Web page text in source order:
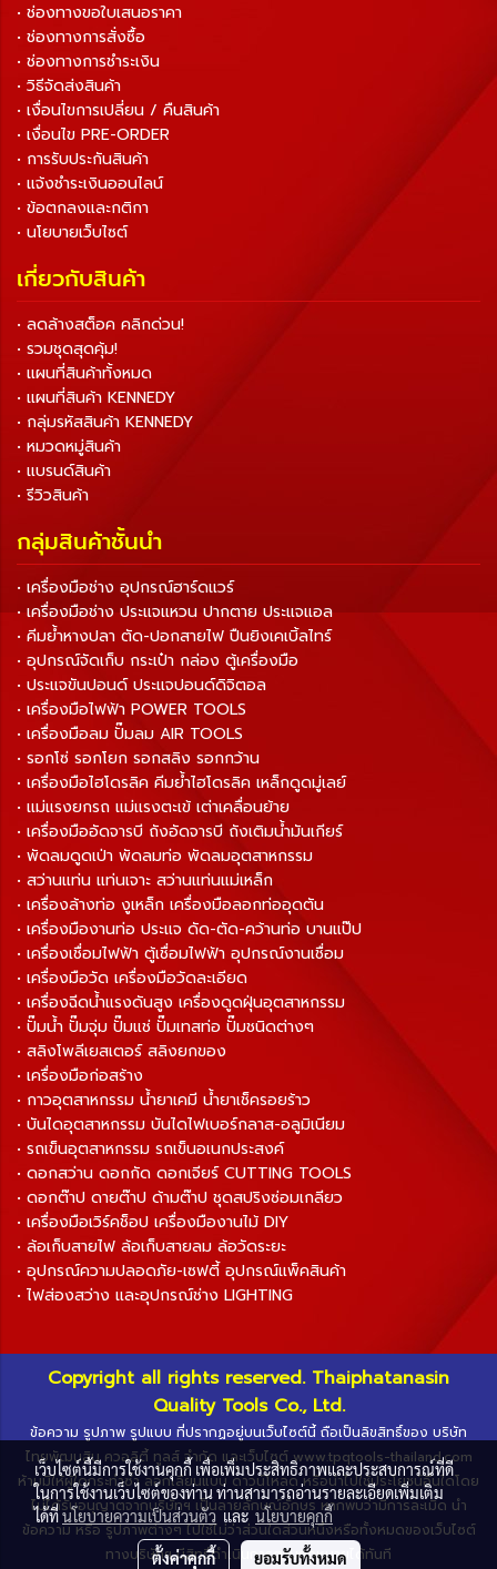
• ช่องทางขอใบเสนอราคา
• ช่องทางการสั่งซื้อ
• ช่องทางการชำระเงิน
• วิธีจัดส่งสินค้า
• เงื่อนไขการเปลี่ยน / คืนสินค้า
• เงื่อนไข PRE-ORDER
• การรับประกันสินค้า
• แจ้งชำระเงินออนไลน์
• ข้อตกลงและกติกา
• นโยบายเว็บไซต์
เกี่ยวกับสินค้า
• ลดล้างสต็อค คลิกด่วน!
• รวมชุดสุดคุ้ม!
• แผนที่สินค้าทั้งหมด
• แผนที่สินค้า KENNEDY
• กลุ่มรหัสสินค้า KENNEDY
• หมวดหมู่สินค้า
• แบรนด์สินค้า
• รีวิวสินค้า
กลุ่มสินค้าชั้นนำ
• เครื่องมือช่าง อุปกรณ์ฮาร์ดแวร์
• เครื่องมือช่าง ประแจแหวน ปากตาย ประแจแอล
• คีมย้ำหางปลา ตัด-ปอกสายไฟ ปืนยิงเคเบิ้ลไทร์
• อุปกรณ์จัดเก็บ กระเป๋า กล่อง ตู้เครื่องมือ
• ประแจขันปอนด์ ประแจปอนด์ดิจิตอล
• เครื่องมือไฟฟ้า POWER TOOLS
• เครื่องมือลม ปั๊มลม AIR TOOLS
• รอกโซ่ รอกโยก รอกสลิง รอกกว้าน
• เครื่องมือไฮโดรลิค คีมย้ำไฮโดรลิค เหล็กดูดมู่เลย์
• แม่แรงยกรถ แม่แรงตะเข้ เต่าเคลื่อนย้าย
• เครื่องมืออัดจารบี ถังอัดจารบี ถังเติมน้ำมันเกียร์
• พัดลมดูดเป่า พัดลมท่อ พัดลมอุตสาหกรรม
• สว่านแท่น แท่นเจาะ สว่านแท่นแม่เหล็ก
• เครื่องล้างท่อ งูเหล็ก เครื่องมือลอกท่ออุดตัน
• เครื่องมืองานท่อ ประแจ ดัด-ตัด-คว้านท่อ บานแป๊ป
• เครื่องเชื่อมไฟฟ้า ตู้เชื่อมไฟฟ้า อุปกรณ์งานเชื่อม
• เครื่องมือวัด เครื่องมือวัดละเอียด
• เครื่องฉีดน้ำแรงดันสูง เครื่องดูดฝุ่นอุตสาหกรรม
• ปั๊มน้ำ ปั๊มจุ่ม ปั๊มแช่ ปั๊มเทสท่อ ปั๊มชนิดต่างๆ
• สลิงโพลีเยสเตอร์ สลิงยกของ
• เครื่องมือก่อสร้าง
• กาวอุตสาหกรรม น้ำยาเคมี น้ำยาเช็ครอยร้าว
• บันไดอุตสาหกรรม บันไดไฟเบอร์กลาส-อลูมิเนียม
• รถเข็นอุตสาหกรรม รถเข็นอเนกประสงค์
• ดอกสว่าน ดอกกัด ดอกเจียร์ CUTTING TOOLS
• ดอกต๊าป ดายต๊าป ด้ามต๊าป ชุดสปริงซ่อมเกลียว
• เครื่องมือเวิร์คช็อป เครื่องมืองานไม้ DIY
• ล้อเก็บสายไฟ ล้อเก็บสายลม ล้อวัดระยะ
• อุปกรณ์ความปลอดภัย-เซฟตี้ อุปกรณ์แพ็คสินค้า
• ไฟส่องสว่าง และอุปกรณ์ช่าง LIGHTING
Copyright all rights reserved. Thaiphatanasin
Quality Tools Co., Ltd.
ข้อความ รูปภาพ รูปแบบ ที่ปรากฏอยู่บนเว็บไซต์นี้ ถือเป็นลิขสิทธิ์ของ บริษัท
ไทยพัฒนสิน ควอลิตี้ ทูลส์ จำกัด และเว็บไซต์ www.tpqtools-thailand.com
ห้ามมิให้ผู้ใดกระทำซ้ำ ลอกเลียนแบบ ดาวน์โหลด หรือนำไปใช้ประโยชน์อื่นใดโดย
ไม่ได้รับอนุญาตจากบริษัทฯ เป็นลายลักษณ์อักษร หากพบว่ามีการละเมิด นำ
ข้อความ หรือ รูปภาพต่างๆ ไปใช้ไม่ว่าส่วนใดส่วนหนึ่งหรือทั้งหมดของเว็บไซต์
ทางบริษัทฯ มีสิทธิ์ดำเนินการตามกฎหมายได้ทันที
เว็บไซต์นี้มีการใช้งานคุกกี้ เพื่อเพิ่มประสิทธิภาพและประสบการณ์ที่ดี
ในการใช้งานเว็บไซต์ของท่าน ท่านสามารถอ่านรายละเอียดเพิ่มเติม
ได้ที่นโยบายความเป็นส่วนตัวและนโยบายคุกกี้
ตั้งค่าคุกกี้ ยอมรับทั้งหมด